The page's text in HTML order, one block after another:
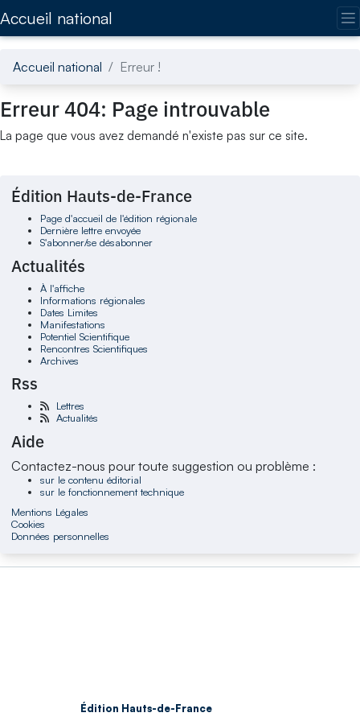
Accueil national
Accueil national Erreur !
Erreur 404: Page introuvable
La page que vous avez demandé n'existe pas sur ce site.
Édition Hauts-de-France
Page d'accueil de l'édition régionale
Dernière lettre envoyée
S'abonner/se désabonner
Actualités
À l'affiche
Informations régionales
Dates Limites
Manifestations
Potentiel Scientifique
Rencontres Scientifiques
Archives
Rss
Lettres
Actualités
Aide
Contactez-nous pour toute suggestion ou problème :
sur le contenu éditorial
sur le fonctionnement technique
Mentions Légales
Cookies
Données personnelles
Édition Hauts-de-France